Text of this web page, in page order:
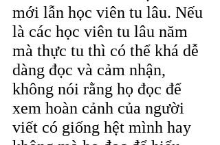
mới lẫn học viên tu lâu. Nếu
là các học viên tu lâu năm
mà thực tu thì có thể khá dễ
dàng đọc và cảm nhận,
không nói rằng họ đọc để
xem hoàn cảnh của người
viết có giống hệt mình hay